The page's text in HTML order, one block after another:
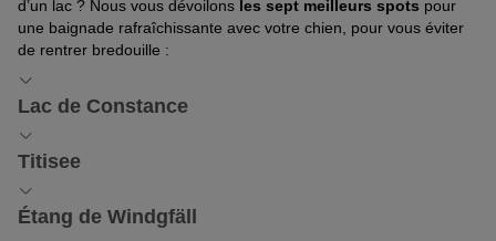
d’un lac ? Nous vous dévoilons les sept meilleurs spots pour
une baignade rafraîchissante avec votre chien, pour vous éviter
de rentrer bredouille :
Lac de Constance
Le lac de Constance est
plages qui font le bonheur des amateurs de baignade. Le choix
est en revanche plus restreint pour les propriétaires de chiens,
Titisee
Le lac Titisee se trouve au
cristalline permet de se rafraîchir en été, et nos amis à quatre
Étang de Windgfäll